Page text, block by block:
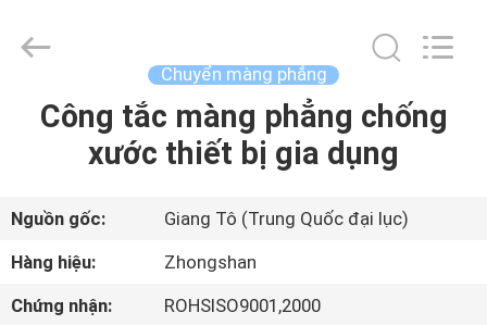
TRANG
CÁC
SẢN
PHẨM
Zhongshan
Membrane
Chuyển màng phẳng
Công tắc màng phẳng chống
xước thiết bị gia dụng
Nguồn gốc:
Giang Tô (Trung Quốc đại lục)
Hàng hiệu:
Zhongshan
Chứng nhận:
ROHSISO9001,2000